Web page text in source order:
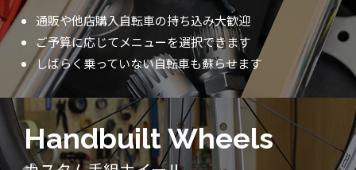
通販や他店購入自転車の持ち込み大歓迎
ご予算に応じてメニューを選択できます
しばらく乗っていない自転車も蘇らせます
Handbuilt Wheels